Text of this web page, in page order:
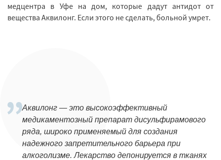
медцентра в Уфе на дом, которые дадут антидот от
вещества Аквилонг. Если этого не сделать, больной умрет.
Аквилонг — это высокоэффективный
медикаментозный препарат дисульфирамового
ряда, широко применяемый для создания
надежного запретительного барьера при
алкоголизме. Лекарство депонируется в тканях